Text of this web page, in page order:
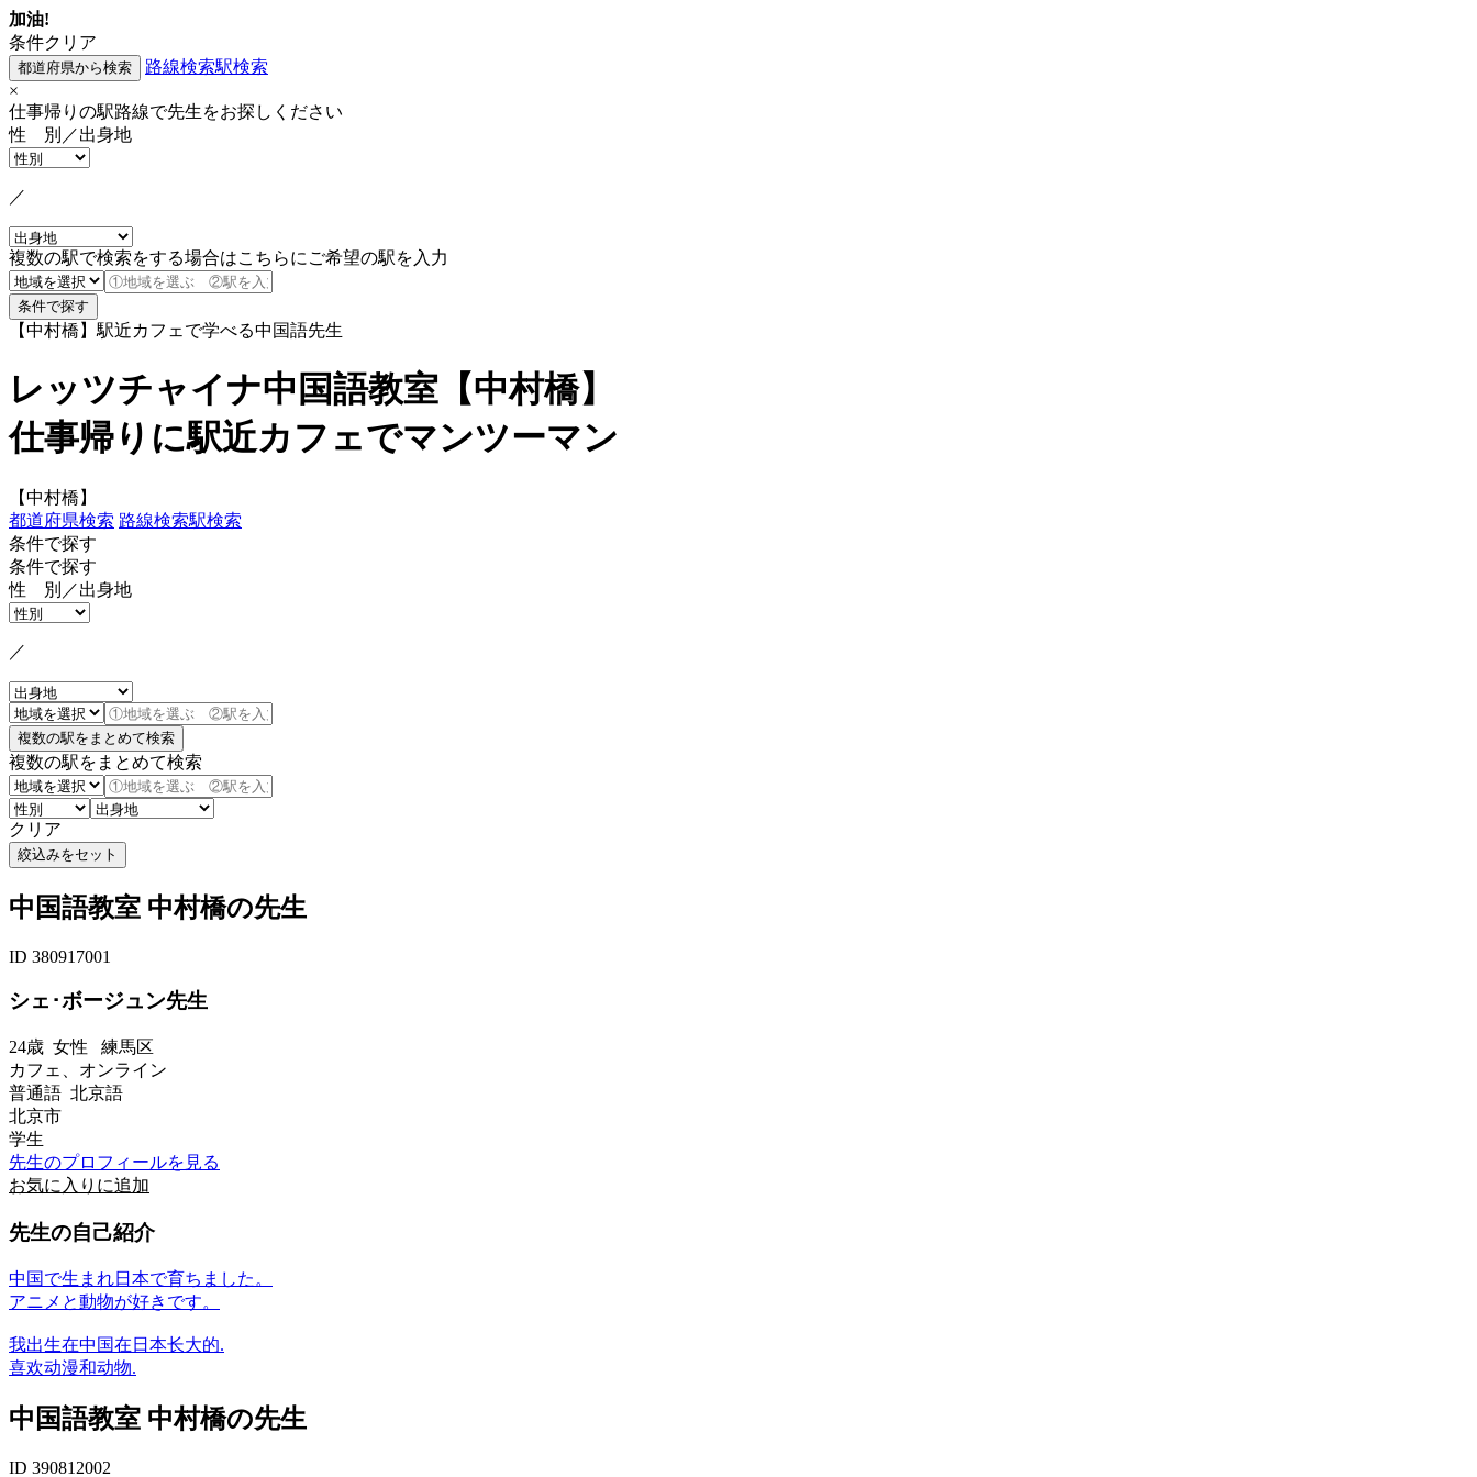
加油!
条件クリア
路線検索駅検索
×
仕事帰りの駅路線で先生をお探しください
性 別／出身地
／
複数の駅で検索をする場合はこちらにご希望の駅を入力
【中村橋】駅近カフェで学べる中国語先生
レッツチャイナ中国語教室【中村橋】
仕事帰りに駅近カフェでマンツーマン
【中村橋】
都道府県検索 路線検索駅検索
条件で探す
条件で探す
性 別／出身地
／
複数の駅をまとめて検索
クリア
中国語教室 中村橋の先生
ID 380917001
シェ･ボージュン先生
24歳 女性 練馬区
カフェ、オンライン
普通語 北京語
北京市
学生
先生のプロフィールを見る
お気に入りに追加
先生の自己紹介
中国で生まれ日本で育ちました。
アニメと動物が好きです。
我出生在中国在日本长大的.
喜欢动漫和动物.
中国語教室 中村橋の先生
ID 390812002